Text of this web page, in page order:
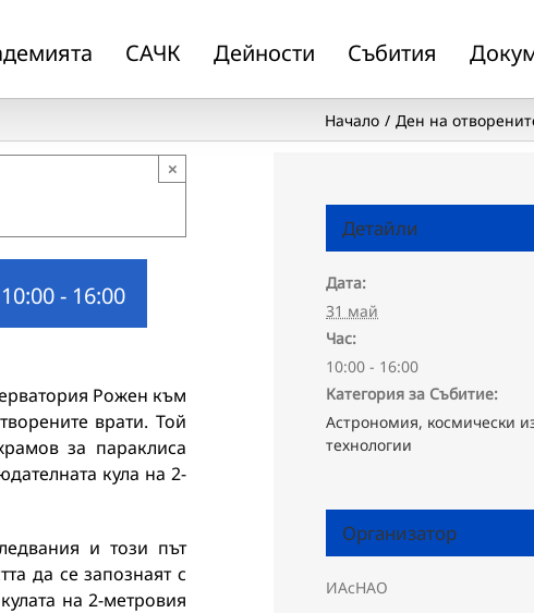
САЧК Дейности Събития
Начало Ден на
×
- 16:00
Рожен към
врати. Той
за параклиса
кула на 2-
и този път
да се запознаят с
на 2-метровия
Детайли
Дата:
31 май
Час:
10:00 - 16:00
Категория за Събитие:
Астрономия, космически
технологии
Организатор
ИАсНАО